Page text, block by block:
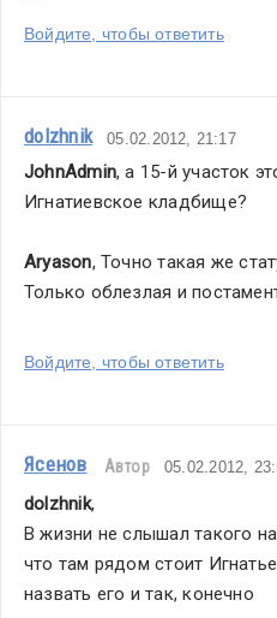
Войдите, чтобы ответить
dolzhnik 05.02.2012, 21:17
JohnAdmin, а 15-й участок
Игнатиевское кладбище?
Aryason, Точно такая же
Только облезлая и
Войдите, чтобы ответить
Ясенов Автор 05.02.2012,
dolzhnik,
В жизни не слышал такого
что там рядом стоит
назвать его и так, конечно